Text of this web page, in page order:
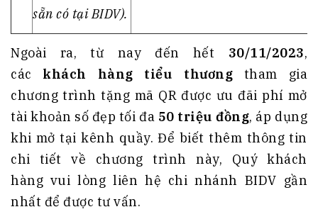
sẵn có tại BIDV).
Ngoài ra, từ nay đến hết 30/11/2023,
các khách hàng tiểu thương tham gia
chương trình tặng mã QR được ưu đãi phí mở
tài khoản số đẹp tối đa 50 triệu đồng, áp dụng
khi mở tại kênh quầy. Để biết thêm thông tin
chi tiết về chương trình này, Quý khách
hàng vui lòng liên hệ chi nhánh BIDV gần
nhất để được tư vấn.